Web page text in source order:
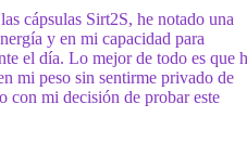
cápsulas Sirt2S, he notado una
y en mi capacidad para
el día. Lo mejor de todo es que
mi peso sin sentirme privado de
con mi decisión de probar este